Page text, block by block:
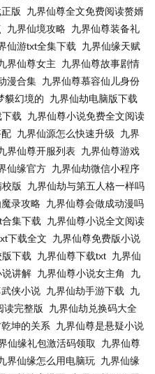
版
九界仙尊全文免费阅读赘婿
九界仙境攻略 九界仙尊装备礼
仙游txt全集下载
九界仙缘天赋
界仙尊女主
九界仙尊故事剧情
漫合集 九界仙尊慕容仙儿身份
貘幻境的
九界仙劫电脑版下载
载
九界仙尊小说免费全文阅读
九界仙源怎么快速升级
九界
界仙尊开服列表
九界仙尊游戏
仙缘官方 九界仙劫微信小程序
版
九界仙劫与第五人格一样吗
录攻略 九界仙尊会做成动漫吗
集下载
九界仙尊小说全文阅读
下载全文
九界仙尊免费版小说
下载 九界仙尊下载txt 九界仙
说讲解 九界仙尊小说女主角
九
侠小说 九界仙劫手游下载
九
读完整版
九界仙劫兑换码大全
坤的关系
九界仙尊是悬疑小说
仙缘礼包激活码领取
九界仙尊
界仙缘怎么用电脑玩 九界仙缘